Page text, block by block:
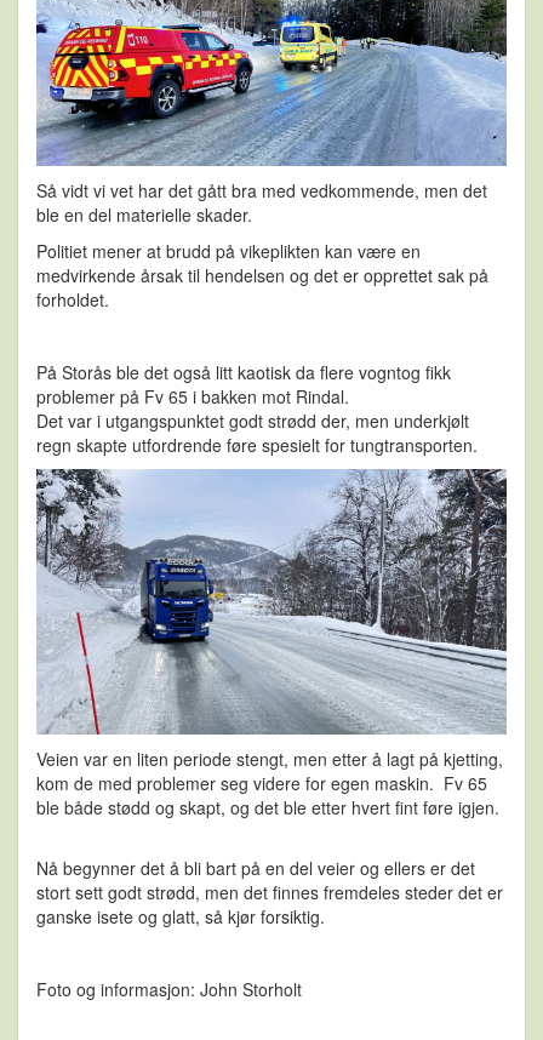
Så vidt vi vet har det gått bra med vedkommende, men det
ble en del materielle skader.
Politiet mener at brudd på vikeplikten kan være en
medvirkende årsak til hendelsen og det er opprettet sak på
forholdet.
På Storås ble det også litt kaotisk da flere vogntog fikk
problemer på Fv 65 i bakken mot Rindal.
Det var i utgangspunktet godt strødd der, men underkjølt
regn skapte utfordrende føre spesielt for tungtransporten.
Veien var en liten periode stengt, men etter å lagt på kjetting,
kom de med problemer seg videre for egen maskin. Fv 65
ble både stødd og skapt, og det ble etter hvert fint føre igjen.
Nå begynner det å bli bart på en del veier og ellers er det
stort sett godt strødd, men det finnes fremdeles steder det er
ganske isete og glatt, så kjør forsiktig.
Foto og informasjon: John Storholt